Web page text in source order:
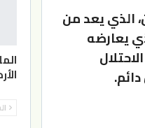
الذي يعد من
يعارضه